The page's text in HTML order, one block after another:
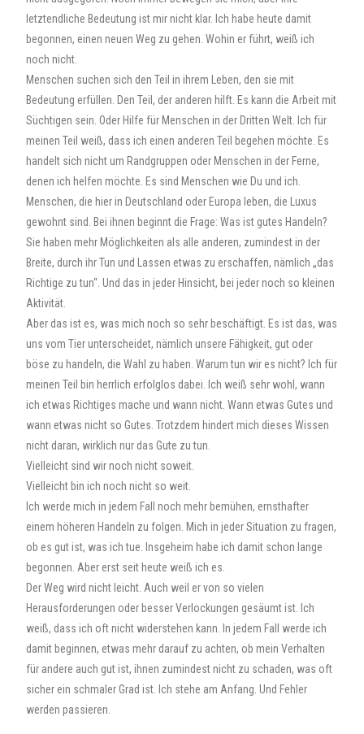
letztendliche Bedeutung ist mir nicht klar. Ich habe heute damit
begonnen, einen neuen Weg zu gehen. Wohin er führt, weiß ich
noch nicht.
Menschen suchen sich den Teil in ihrem Leben, den sie mit
Bedeutung erfüllen. Den Teil, der anderen hilft. Es kann die Arbeit mit
Süchtigen sein. Oder Hilfe für Menschen in der Dritten Welt. Ich für
meinen Teil weiß, dass ich einen anderen Teil begehen möchte. Es
handelt sich nicht um Randgruppen oder Menschen in der Ferne,
denen ich helfen möchte. Es sind Menschen wie Du und ich.
Menschen, die hier in Deutschland oder Europa leben, die Luxus
gewohnt sind. Bei ihnen beginnt die Frage: Was ist gutes Handeln?
Sie haben mehr Möglichkeiten als alle anderen, zumindest in der
Breite, durch ihr Tun und Lassen etwas zu erschaffen, nämlich „das
Richtige zu tun“. Und das in jeder Hinsicht, bei jeder noch so kleinen
Aktivität.
Aber das ist es, was mich noch so sehr beschäftigt. Es ist das, was
uns vom Tier unterscheidet, nämlich unsere Fähigkeit, gut oder
böse zu handeln, die Wahl zu haben. Warum tun wir es nicht? Ich für
meinen Teil bin herrlich erfolglos dabei. Ich weiß sehr wohl, wann
ich etwas Richtiges mache und wann nicht. Wann etwas Gutes und
wann etwas nicht so Gutes. Trotzdem hindert mich dieses Wissen
nicht daran, wirklich nur das Gute zu tun.
Vielleicht sind wir noch nicht soweit.
Vielleicht bin ich noch nicht so weit.
Ich werde mich in jedem Fall noch mehr bemühen, ernsthafter
einem höheren Handeln zu folgen. Mich in jeder Situation zu fragen,
ob es gut ist, was ich tue. Insgeheim habe ich damit schon lange
begonnen. Aber erst seit heute weiß ich es.
Der Weg wird nicht leicht. Auch weil er von so vielen
Herausforderungen oder besser Verlockungen gesäumt ist. Ich
weiß, dass ich oft nicht widerstehen kann. In jedem Fall werde ich
damit beginnen, etwas mehr darauf zu achten, ob mein Verhalten
für andere auch gut ist, ihnen zumindest nicht zu schaden, was oft
sicher ein schmaler Grad ist. Ich stehe am Anfang. Und Fehler
werden passieren.